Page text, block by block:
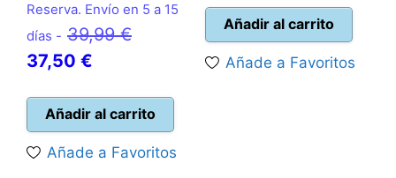
Reserva. Envío en 5 a 15
días - 39,99€El
era:
39,99 €.
37,50 €
actual
es:
37,50 €.
Añadir al carrito
Añade a Favoritos
original
era:
20,00 €.
es:
17,95
Añadir al carrito
Añade a Favoritos